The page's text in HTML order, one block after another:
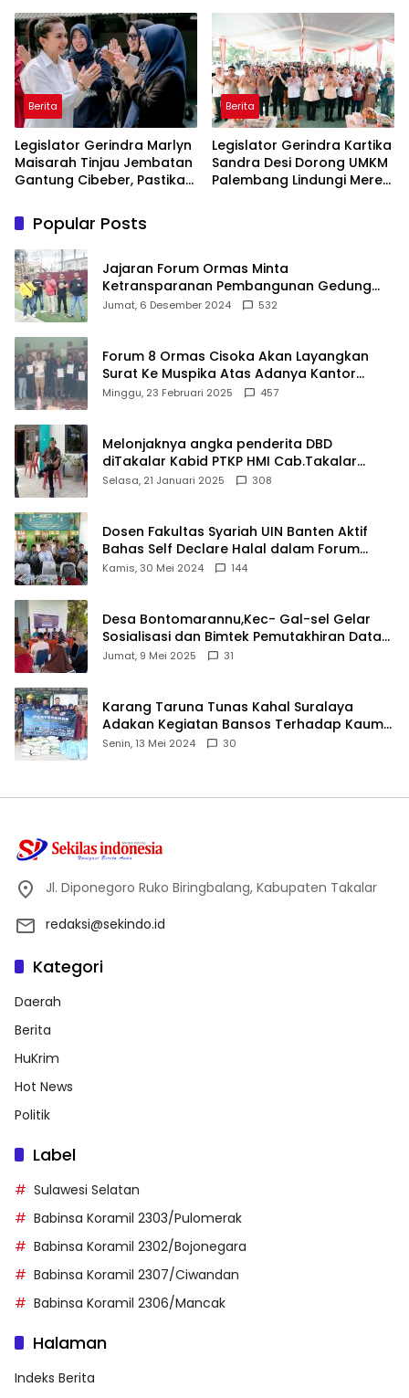
Di Maros
Sasaran
Berita
Legislator Gerindra Marlyn
Maisarah Tinjau Jembatan
Gantung Cibeber, Pastikan
Berita
Legislator Gerindra Kartika
Sandra Desi Dorong UMKM
Palembang Lindungi Merek
Popular Posts
Jajaran Forum Ormas Minta
Ketransparanan Pembangunan Gedung
Damkar Di Kecamatan Cisoka
Jumat, 6 Desember 2024 532
Forum 8 Ormas Cisoka Akan Layangkan
Surat Ke Muspika Atas Adanya Kantor
Matel di Cisoka
Minggu, 23 Februari 2025 457
Melonjaknya angka penderita DBD
diTakalar Kabid PTKP HMI Cab.Takalar
angkat bicara
Selasa, 21 Januari 2025 308
Dosen Fakultas Syariah UIN Banten Aktif
Bahas Self Declare Halal dalam Forum
Ijtima Ulama MUI
Kamis, 30 Mei 2024 144
Desa Bontomarannu,Kec- Gal-sel Gelar
Sosialisasi dan Bimtek Pemutakhiran Data
ID
Jumat, 9 Mei 2025 31
Karang Taruna Tunas Kahal Suralaya
Adakan Kegiatan Bansos Terhadap Kaum
Dhuafa dan Anak Yatim-Piatu
Senin, 13 Mei 2024 30
Jl. Diponegoro Ruko Biringbalang, Kabupaten Takalar
redaksi@sekindo.id
Kategori
Daerah
Berita
HuKrim
Hot News
Politik
Label
Sulawesi Selatan
Babinsa Koramil 2303/Pulomerak
Babinsa Koramil 2302/Bojonegara
Babinsa Koramil 2307/Ciwandan
Babinsa Koramil 2306/Mancak
Halaman
Indeks Berita